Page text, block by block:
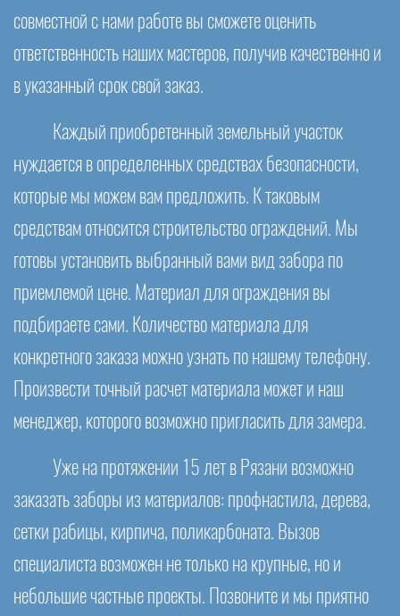
совместной с нами работе вы сможете оценить
ответственность наших мастеров, получив качественно и
в указанный срок свой заказ.
Каждый приобретенный земельный участок
нуждается в определенных средствах безопасности,
которые мы можем вам предложить. К таковым
средствам относится строительство ограждений. Мы
готовы установить выбранный вами вид забора по
приемлемой цене. Материал для ограждения вы
подбираете сами. Количество материала для
конкретного заказа можно узнать по нашему телефону.
Произвести точный расчет материала может и наш
менеджер, которого возможно пригласить для замера.
Уже на протяжении 15 лет в Рязани возможно
заказать заборы из материалов: профнастила, дерева,
сетки рабицы, кирпича, поликарбоната. Вызов
специалиста возможен не только на крупные, но и
небольшие частные проекты. Позвоните и мы приятно